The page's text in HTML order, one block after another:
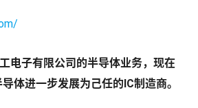
电子有限公司的半导体业务，现在
体进一步发展为己任的IC制造商。